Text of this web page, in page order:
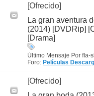
[Ofrecido]
La gran aventura
(2014) [DVDRip]
[Drama]
Último Mensaje Por fla-
Foro: Películas
[Ofrecido]